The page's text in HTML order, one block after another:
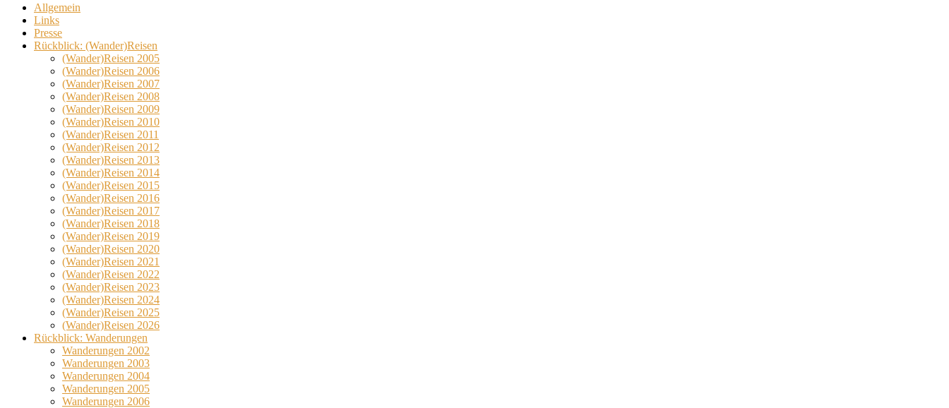
Allgemein
Links
Presse
Rückblick: (Wander)Reisen
(Wander)Reisen 2005
(Wander)Reisen 2006
(Wander)Reisen 2007
(Wander)Reisen 2008
(Wander)Reisen 2009
(Wander)Reisen 2010
(Wander)Reisen 2011
(Wander)Reisen 2012
(Wander)Reisen 2013
(Wander)Reisen 2014
(Wander)Reisen 2015
(Wander)Reisen 2016
(Wander)Reisen 2017
(Wander)Reisen 2018
(Wander)Reisen 2019
(Wander)Reisen 2020
(Wander)Reisen 2021
(Wander)Reisen 2022
(Wander)Reisen 2023
(Wander)Reisen 2024
(Wander)Reisen 2025
(Wander)Reisen 2026
Rückblick: Wanderungen
Wanderungen 2002
Wanderungen 2003
Wanderungen 2004
Wanderungen 2005
Wanderungen 2006